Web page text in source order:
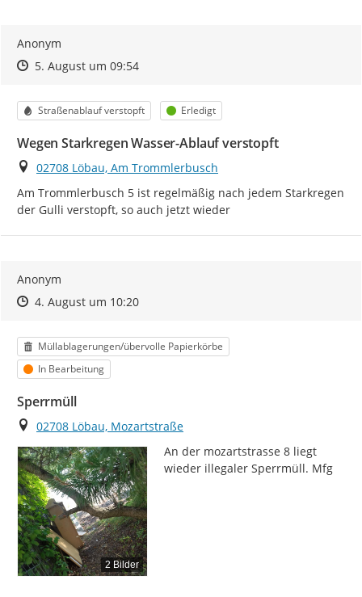
Anonym
Zeitpunkt des Erstellens
Zeitpunkt des Erstellens
5. August um 09:54Zur Äußerung
Kategorie
Straßenablauf verstopft Status
Erledigt
Wegen Starkregen Wasser-Ablauf verstopft
Ort
02708 Löbau, Am Trommlerbusch
Am Trommlerbusch 5 ist regelmäßig nach jedem Starkregen
der Gulli verstopft, so auch jetzt wieder
Anonym
Zeitpunkt des Erstellens
Zeitpunkt des Erstellens
4. August um 10:20Zur Äußerung
Kategorie
Müllablagerungen/übervolle Papierkörbe
Status
In Bearbeitung
Sperrmüll
Ort
02708 Löbau, Mozartstraße
2 Bilder
An der mozartstrasse 8 liegt
wieder illegaler Sperrmüll. Mfg